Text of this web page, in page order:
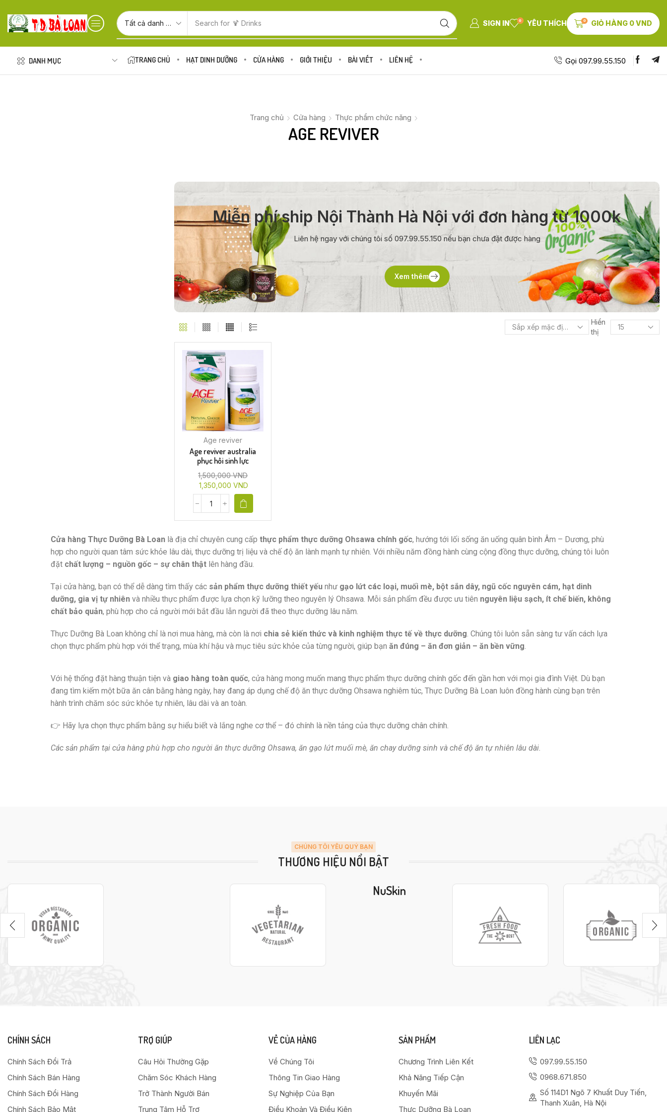
Search for 🍹 Drinks SIGN IN 0 YÊU THÍCH 0 GIỎ HÀNG 0VND
DANH MỤC TRANG CHỦ HẠT DINH DƯỠNG CỬA HÀNG GIỚI THIỆU BÀI VIẾT LIÊN HỆ Gọi 097.99.55.150
Trang chủ Cửa hàng Thực phẩm chức năng
AGE REVIVER
Miễn phí ship Nội Thành Hà Nội với đơn hàng từ 1000k
Liên hệ ngay với chúng tôi số 097.99.55.150 nếu bạn chưa đặt được hàng
Xem thêm
Hiển
thị
Age reviver
Age reviver australia
phục hồi sinh lực
1,500,000VND
1,350,000VND
Cửa hàng Thực Dưỡng Bà Loan là địa chỉ chuyên cung cấp thực phẩm thực dưỡng Ohsawa chính gốc, hướng tới lối sống ăn uống quân bình Âm – Dương, phù
hợp cho người quan tâm sức khỏe lâu dài, thực dưỡng trị liệu và chế độ ăn lành mạnh tự nhiên. Với nhiều năm đồng hành cùng cộng đồng thực dưỡng, chúng tôi luôn
đặt chất lượng – nguồn gốc – sự chân thật lên hàng đầu.
Tại cửa hàng, bạn có thể dễ dàng tìm thấy các sản phẩm thực dưỡng thiết yếu như gạo lứt các loại, muối mè, bột sắn dây, ngũ cốc nguyên cám, hạt dinh
dưỡng, gia vị tự nhiên và nhiều thực phẩm được lựa chọn kỹ lưỡng theo nguyên lý Ohsawa. Mỗi sản phẩm đều được ưu tiên nguyên liệu sạch, ít chế biến, không
chất bảo quản, phù hợp cho cả người mới bắt đầu lẫn người đã theo thực dưỡng lâu năm.
Thực Dưỡng Bà Loan không chỉ là nơi mua hàng, mà còn là nơi chia sẻ kiến thức và kinh nghiệm thực tế về thực dưỡng. Chúng tôi luôn sẵn sàng tư vấn cách lựa
chọn thực phẩm phù hợp với thể trạng, mùa khí hậu và mục tiêu sức khỏe của từng người, giúp bạn ăn đúng – ăn đơn giản – ăn bền vững.
Với hệ thống đặt hàng thuận tiện và giao hàng toàn quốc, cửa hàng mong muốn mang thực phẩm thực dưỡng chính gốc đến gần hơn với mọi gia đình Việt. Dù bạn
đang tìm kiếm một bữa ăn cân bằng hàng ngày, hay đang áp dụng chế độ ăn thực dưỡng Ohsawa nghiêm túc, Thực Dưỡng Bà Loan luôn đồng hành cùng bạn trên
hành trình chăm sóc sức khỏe tự nhiên, lâu dài và an toàn.
👉 Hãy lựa chọn thực phẩm bằng sự hiểu biết và lắng nghe cơ thể – đó chính là nền tảng của thực dưỡng chân chính.
Các sản phẩm tại cửa hàng phù hợp cho người ăn thực dưỡng Ohsawa, ăn gạo lứt muối mè, ăn chay dưỡng sinh và chế độ ăn tự nhiên lâu dài.
CHÚNG TÔI YÊU QUÝ BẠN
THƯƠNG HIỆU NỔI BẬT
NuSkin
CHÍNH SÁCH
Chính Sách Đổi Trả
Chính Sách Bán Hàng
Chính Sách Đổi Hàng
Chính Sách Bảo Mật
TRỢ GIÚP
Câu Hỏi Thường Gặp
Chăm Sóc Khách Hàng
Trở Thành Người Bán
Trung Tâm Hỗ Trợ
VỀ CỦA HÀNG
Về Chúng Tôi
Thông Tin Giao Hàng
Sự Nghiệp Của Bạn
Điều Khoản Và Điều Kiện
SẢN PHẨM
Chương Trình Liên Kết
Khả Năng Tiếp Cận
Khuyến Mãi
Thực Dưỡng Bà Loan
LIÊN LẠC
097.99.55.150
0968.671.850
Số 114D1 Ngõ 7 Khuất Duy Tiến,
Thanh Xuân, Hà Nội